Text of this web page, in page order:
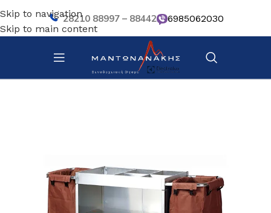
Skip to navigation
Skip to main content
28210 88997 – 88442 6985062030
Αρχική σελίδα/